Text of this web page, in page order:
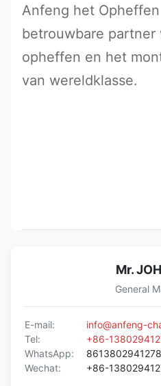
Anfeng het
betrouwbare
opheffen en het
van wereldklasse.
Mr.
General
E-mail:
info@anfeng-
Tel:
+86-
WhatsApp:
8613802941278
Wechat:
+86-